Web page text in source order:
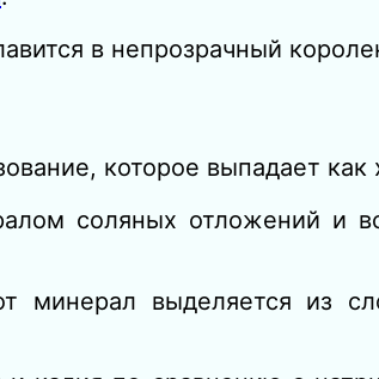
в непрозрачный
которое выпадает
соляных отложений и
минерал выделяется из